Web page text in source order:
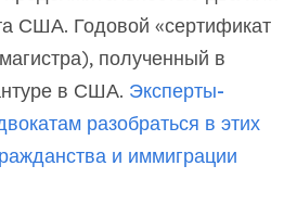
США. Годовой «сертификат
полученный в
в США. Эксперты-
разобраться в этих
и иммиграции